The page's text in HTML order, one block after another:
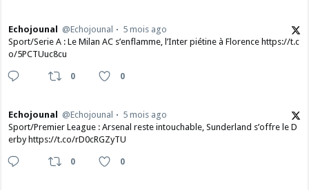
Echojounal @Echojounal
5 mois ago
Sport/Serie A : Le Milan AC s’enflamme, l’Inter piétine à Florence https://t.c
o/5PCTUuc8cu
0 0
Echojounal @Echojounal
5 mois ago
Sport/Premier League : Arsenal reste intouchable, Sunderland s’offre le D
erby https://t.co/rD0cRGZyTU
0 0